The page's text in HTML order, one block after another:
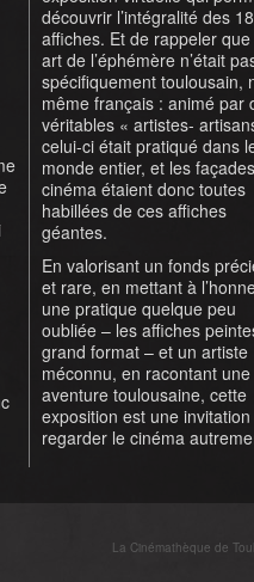
découvrir l’intégralité des
affiches. Et de rappeler
art de l’éphémère n’était
spécifiquement toulousain,
même français : animé par
véritables « artistes-
celui-ci était pratiqué dans
monde entier, et les
cinéma étaient donc toutes
habillées de ces affiches
géantes.
En valorisant un fonds
et rare, en mettant à
une pratique quelque peu
oubliée – les affiches
grand format – et un artiste
méconnu, en racontant une
aventure toulousaine, cette
exposition est une
regarder le cinéma
La Cinémathèque de